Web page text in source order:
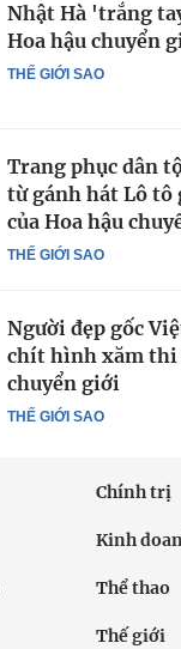
THẾ GIỚI SAO
Nhật Hà 'trắng
Hoa hậu chuyển
THẾ GIỚI SAO
Trang phục dân
từ gánh hát Lô tô
của Hoa hậu
THẾ GIỚI SAO
Người đẹp gốc
chít hình xăm thi
chuyển giới
Chính trị
Kinh
Thể thao
Thế giới